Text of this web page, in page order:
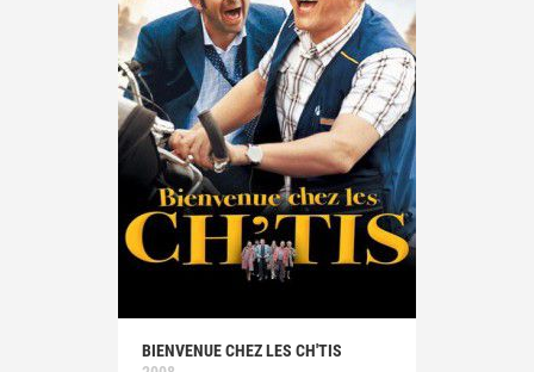
BIENVENUE CHEZ LES CH'TIS